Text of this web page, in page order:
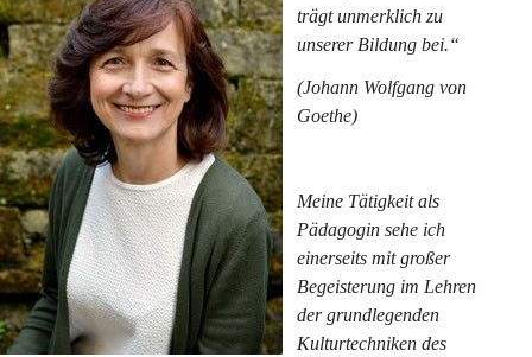
trägt unmerklich zu
unserer Bildung bei.“
(Johann Wolfgang von
Goethe)
Meine Tätigkeit als
Pädagogin sehe ich
einerseits mit großer
Begeisterung im Lehren
der grundlegenden
Kulturtechniken des